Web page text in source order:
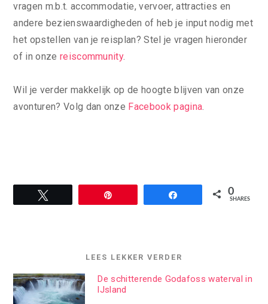
vragen m.b.t. accommodatie, vervoer, attracties en
andere bezienswaardigheden of heb je input nodig met
het opstellen van je reisplan? Stel je vragen hieronder
of in onze reiscommunity.
Wil je verder makkelijk op de hoogte blijven van onze
avonturen? Volg dan onze Facebook pagina.
0
SHARES
LEES LEKKER VERDER
De schitterende Godafoss waterval in
IJsland